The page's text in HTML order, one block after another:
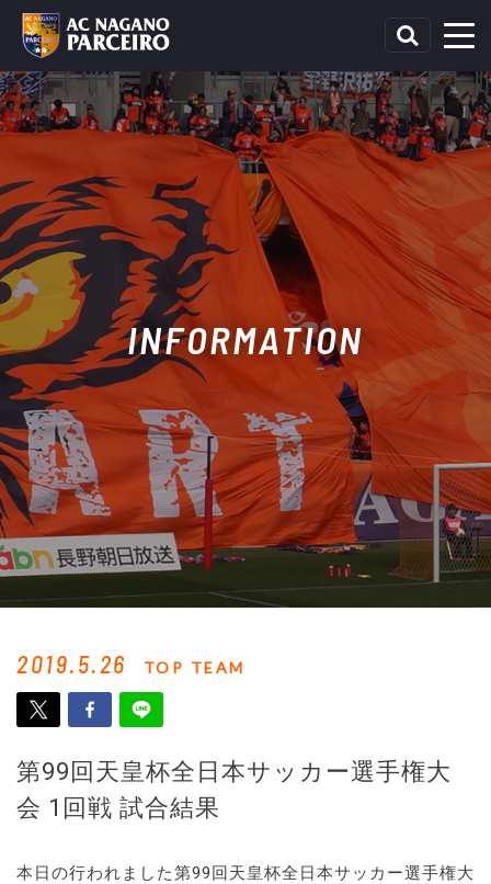
INFORMATION
2019.5.26 TOP TEAM
第99回天皇杯全日本サッカー選手権大
会 1回戦 試合結果
本日の行われました第99回天皇杯全日本サッカー選手権大